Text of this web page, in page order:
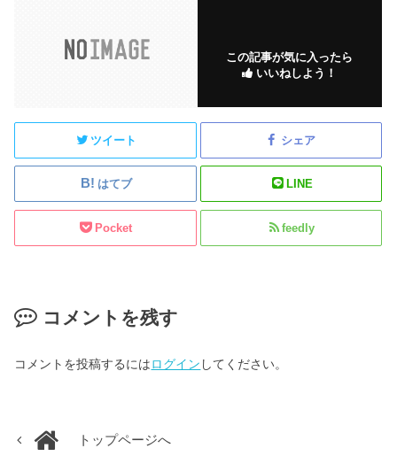
この記事が気に入ったら
いいねしよう！
ツイート シェア
はてブ LINE
Pocket feedly
コメントを残す
コメントを投稿するにはログイン してください。
トップページへ